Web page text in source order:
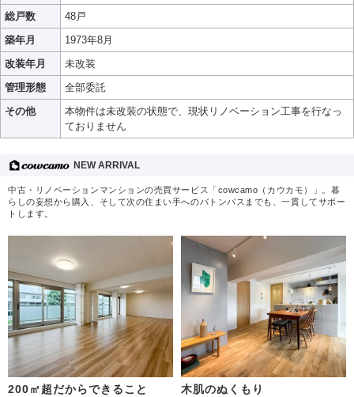
総戸数
48戸
築年月
1973年8月
改装年月
未改装
管理形態
全部委託
その他
本物件は未改装の状態で、現状リノベーション工事を行なっ
ておりません
NEW ARRIVAL
中古・リノベーションマンションの売買サービス「cowcamo（カウカモ）」。暮
らしの妄想から購入、そして次の住まい手へのバトンパスまでも、一貫してサポー
トします。
200㎡超だからできること 木肌のぬくもり